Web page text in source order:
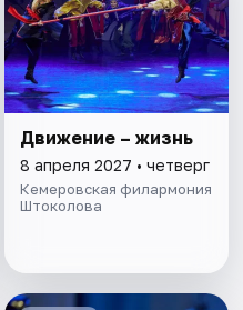
Движение – жизнь
8 апреля 2027 • четверг
Кемеровская филармония
Штоколова